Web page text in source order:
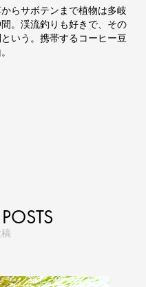
らサボテンまで植物は多岐
。渓流釣りも好きで、その
いう。携帯するコーヒー豆